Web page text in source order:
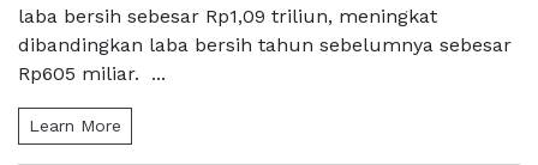
laba bersih sebesar Rp1,09 triliun, meningkat
dibandingkan laba bersih tahun sebelumnya sebesar
Rp605 miliar. ...
Learn More